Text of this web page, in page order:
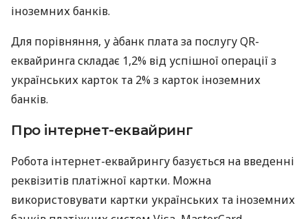
іноземних банків.
Для порівняння, у àбанк плата за послугу QR-
еквайринга складає 1,2% від успішної операції з
українських карток та 2% з карток іноземних
банків.
Про інтернет-еквайринг
Робота інтернет-еквайрингу базується на введенні
реквізитів платіжної картки. Можна
використовувати картки українських та іноземних